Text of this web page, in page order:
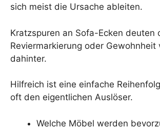
sich meist die Ursache ableiten.
Kratzspuren an Sofa-Ecken
Reviermarkierung oder
dahinter.
Hilfreich ist eine einfache
oft den eigentlichen Auslöser.
Welche Möbel werden